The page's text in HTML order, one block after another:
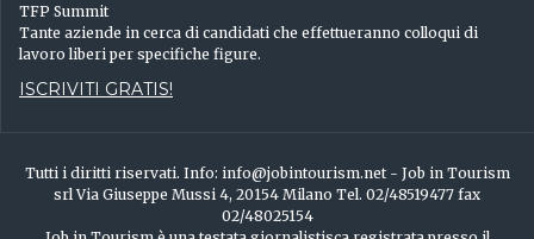
TFP Summit
Tante aziende in cerca di candidati che effettueranno colloqui di
lavoro liberi per specifiche figure.
ISCRIVITI GRATIS!
Tutti i diritti riservati. Info: info@jobintourism.net - Job in Tourism
srl Via Giuseppe Mussi 4, 20154 Milano Tel. 02/48519477 fax
02/48025154